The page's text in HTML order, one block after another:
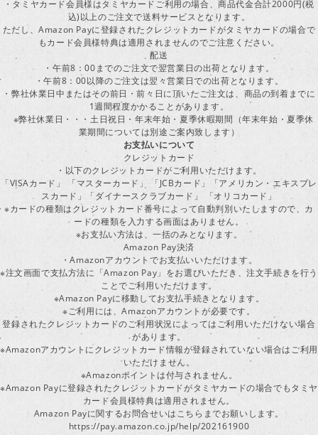
・タミヤカード会員様はタミヤカードご利用の場合、商品代金合計2000円(税
込)以上のご注文で送料サービスとなります。
ただし、Amazon Payに登録されたクレジットカードがタミヤカードの場合で
もカード会員様特典は適用されませんのでご注意ください。
配送
・午前8：00までのご注文で翌営業日の出荷となります。
・午前8：00以降のご注文は翌々営業日での出荷となります。
・弊社休業日中またはその前日・前々日に頂いたご注文は、商品の到着までに
1週間程度かかることがあります。
※弊社休業日・・・土日祝日・年末年始・夏季休暇期間（年末年始・夏季休
業期間については別途ご案内致します）
お支払いについて
クレジットカード
・以下のクレジットカードがご利用いただけます。
「VISAカード」 「マスターカード」 「JCBカード」「アメリカン・エキスプレ
スカード」「ダイナースクラブカード」 「オリコカード」
※カードの種類はクレジットカード番号によって自動判別いたしますので、カ
ードの種類を入力する画面はありません。
※お支払い方法は、一括のみとなります。
Amazon Pay決済
・Amazonアカウントでお支払いいただけます。
※注文画面で支払方法に「Amazon Pay」をお選びいただき、注文手続きを行う
ことでご利用いただけます。
※Amazon Payに移動してお支払手続きとなります。
※ご利用には、Amazonアカウントが必要です。
登録されたクレジットカードのご利用状況によってはご利用いただけない場合
があります。
※Amazonアカウントにクレジットカード情報が登録されていない場合はご利用
いただけません。
※Amazonポイントは付与されません。
※Amazon Payに登録されたクレジットカードがタミヤカードの場合でもタミヤ
カード会員様特典は適用されません。
Amazon Payに関するお問合せいはこちらまでお願いします。
https://pay.amazon.co.jp/help/202161900